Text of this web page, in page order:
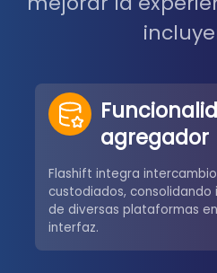
agregador
Flashift integra
custodiados, consolidando
de diversas plataformas
interfaz.